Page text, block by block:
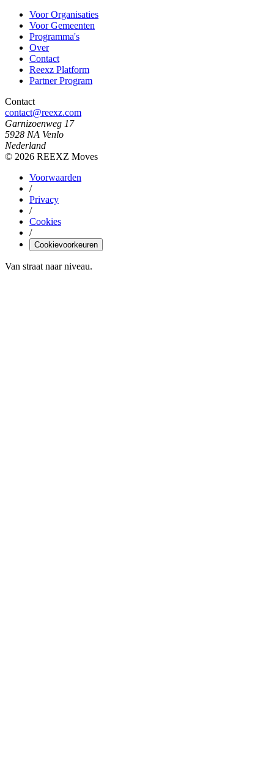
Voor Organisaties
Voor Gemeenten
Programma's
Over
Contact
Reexz Platform
Partner Program
Contact
contact@reexz.com
Garnizoenweg 17
5928 NA Venlo
Nederland
© 2026 REEXZ Moves
Voorwaarden
/
Privacy
/
Cookies
/
Cookievoorkeuren
Van straat naar niveau.